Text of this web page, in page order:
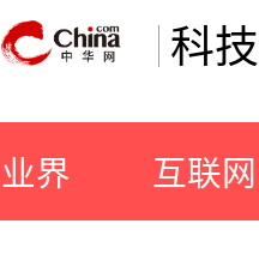
科技
业界 互联网